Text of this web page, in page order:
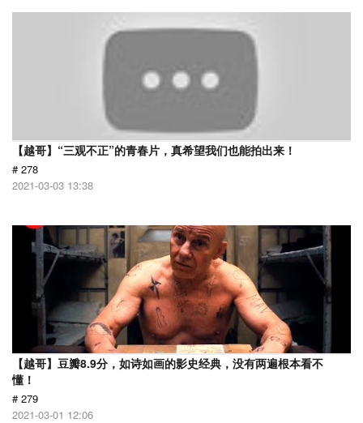
【越哥】“三观不正”的青春片，真希望我们也能拍出来！
# 278
2021-03-03 13:38
【越哥】豆瓣8.9分，如诗如画的影史经典，没有两遍根本看不
懂！
# 279
2021-03-01 12:06